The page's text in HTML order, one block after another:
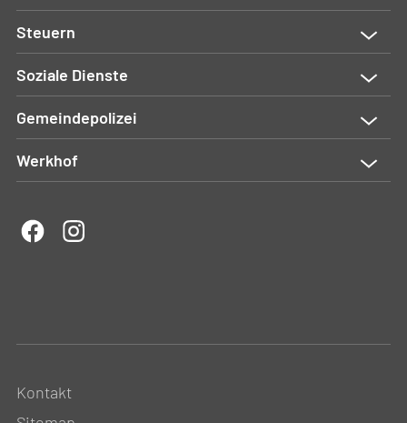
Steuern
Soziale Dienste
Gemeindepolizei
Werkhof
Kontakt